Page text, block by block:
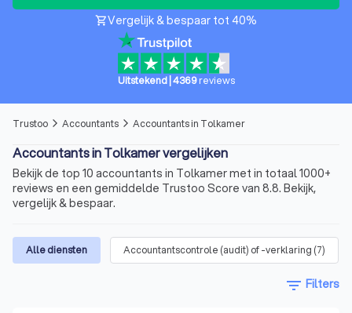
shopping_cartVergelijk & bespaar tot 40%
Uitstekend| 4369 reviews
Trustoo arrow_forward_ios Accountants arrow_forward_ios Accountants in Tolkamer
Accountants in Tolkamer vergelijken
Bekijk de top 10 accountants in Tolkamer met in totaal 1000+
reviews en een gemiddelde Trustoo Score van 8.8. Bekijk,
vergelijk & bespaar.
Alle diensten Accountantscontrole (audit) of -verklaring (7)
filter_list Filters